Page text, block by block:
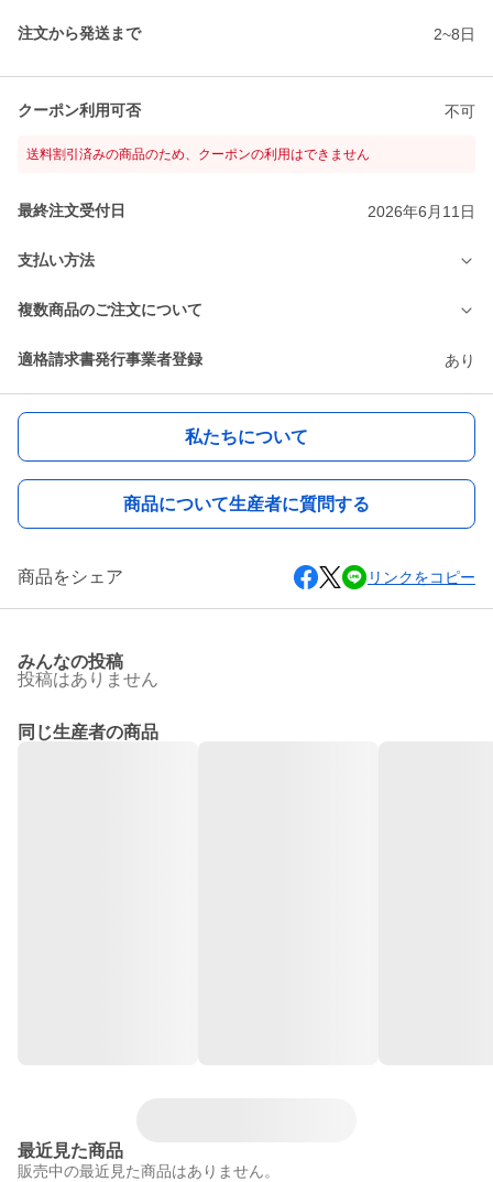
注文から発送まで 2~8日
クーポン利用可否 不可
送料割引済みの商品のため、クーポンの利用はできません
最終注文受付日 2026年6月11日
支払い方法
複数商品のご注文について
適格請求書発行事業者登録 あり
私たちについて
商品について生産者に質問する
商品をシェア リンクをコピー
みんなの投稿
投稿はありません
同じ生産者の商品
最近見た商品
販売中の最近見た商品はありません。